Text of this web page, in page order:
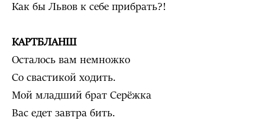
Как бы Львов к себе прибрать?!
КАРТБЛАНШ
Осталось вам немножко
Со свастикой ходить.
Мой младший брат Серёжка
Вас едет завтра бить.